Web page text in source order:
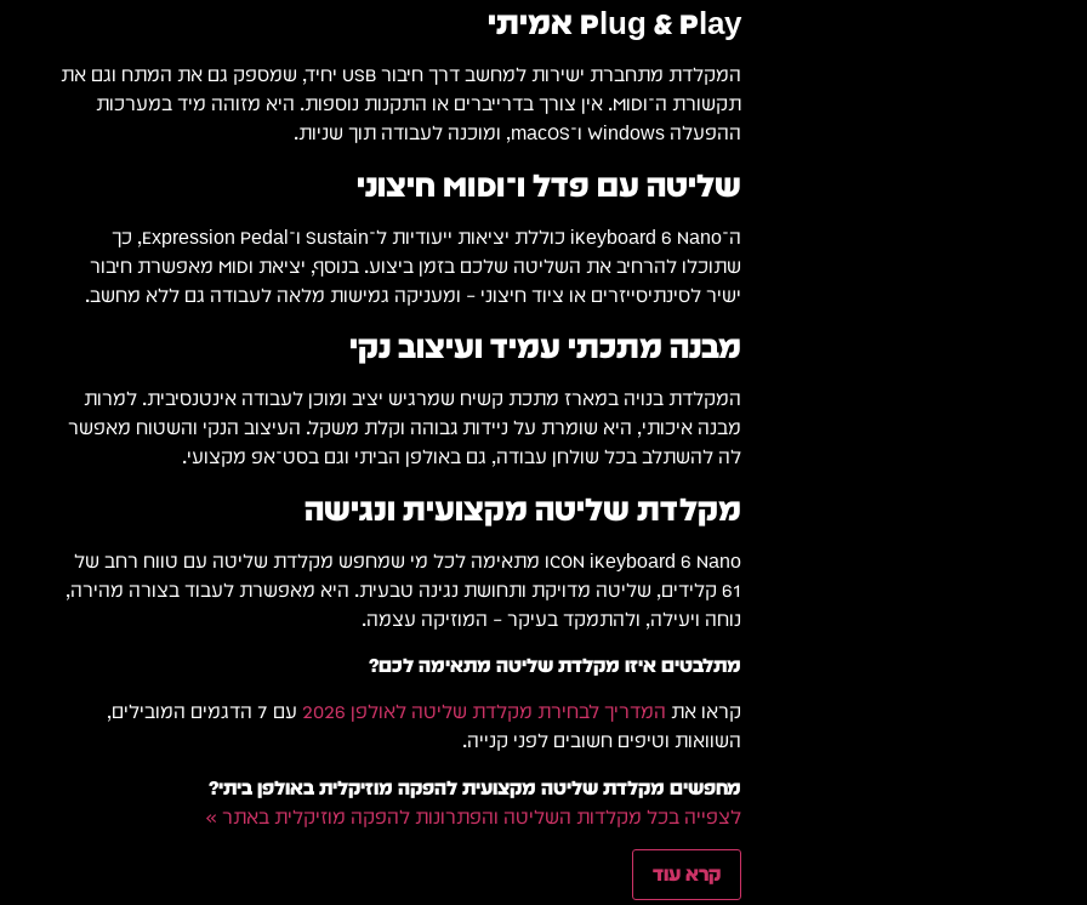
Plug & Play אמיתי
המקלדת מתחברת ישירות למחשב דרך חיבור USB יחיד, שמספק גם את המתח וגם את
תקשורת ה־MIDI. אין צורך בדרייברים או התקנות נוספות. היא מזוהה מיד במערכות
ההפעלה Windows ו־macOS, ומוכנה לעבודה תוך שניות.
שליטה עם פדל ו־MIDI חיצוני
ה־iKeyboard 6 Nano כוללת יציאות ייעודיות ל־Sustain ו־Expression Pedal, כך
שתוכלו להרחיב את השליטה שלכם בזמן ביצוע. בנוסף, יציאת MIDI מאפשרת חיבור
ישיר לסינתיסייזרים או ציוד חיצוני – ומעניקה גמישות מלאה לעבודה גם ללא מחשב.
מבנה מתכתי עמיד ועיצוב נקי
המקלדת בנויה במארז מתכת קשיח שמרגיש יציב ומוכן לעבודה אינטנסיבית. למרות
מבנה איכותי, היא שומרת על ניידות גבוהה וקלת משקל. העיצוב הנקי והשטוח מאפשר
לה להשתלב בכל שולחן עבודה, גם באולפן הביתי וגם בסט־אפ מקצועי.
מקלדת שליטה מקצועית ונגישה
ICON iKeyboard 6 Nano מתאימה לכל מי שמחפש מקלדת שליטה עם טווח רחב של
61 קלידים, שליטה מדויקת ותחושת נגינה טבעית. היא מאפשרת לעבוד בצורה מהירה,
נוחה ויעילה, ולהתמקד בעיקר – המוזיקה עצמה.
מתלבטים איזו מקלדת שליטה מתאימה לכם?
קראו את המדריך לבחירת מקלדת שליטה לאולפן 2026
עם 7 הדגמים המובילים,
השוואות וטיפים חשובים לפני קנייה.
מחפשים מקלדת שליטה מקצועית להפקה מוזיקלית באולפן ביתי?
לצפייה בכל מקלדות השליטה והפתרונות להפקה מוזיקלית באתר »
קרא עוד